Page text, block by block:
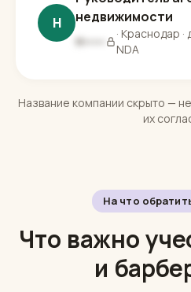
Н
недвижимости
Н▪▪▪▪▪
· Краснодар
NDA
Название компании скрыто —
их
На что
Что важно
и